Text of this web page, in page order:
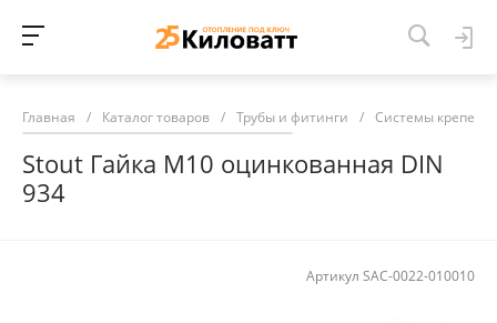
Главная / Каталог товаров / Трубы и фитинги / Системы крепежа
Stout Гайка М10 оцинкованная DIN
934
Артикул SAC-0022-010010